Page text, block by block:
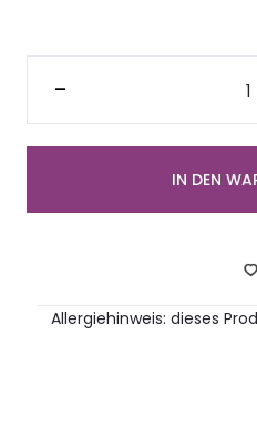
-
Platte
(28
Stück)
IN DEN
Allergiehinweis: dieses